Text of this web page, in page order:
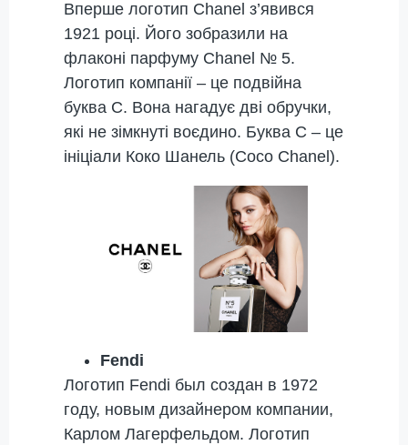
Вперше логотип Chanel з’явився
1921 році. Його зобразили на
флаконі парфуму Chanel № 5.
Логотип компанії – це подвійна
буква С. Вона нагадує дві обручки,
які не зімкнуті воєдино. Буква С – це
ініціали Коко Шанель (Coco Chanel).
Fendi
Логотип Fendi был создан в 1972
году, новым дизайнером компании,
Карлом Лагерфельдом. Логотип